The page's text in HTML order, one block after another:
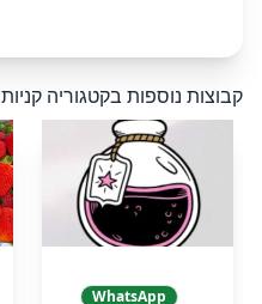
קבוצות נוספות בקטגוריה קניות
WhatsApp